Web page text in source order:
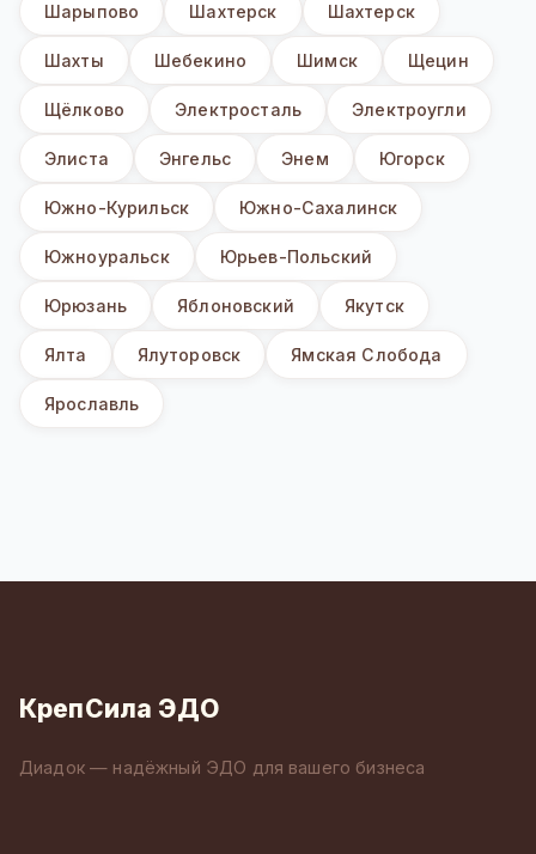
Шарыпово Шахтерск Шахтерск
Шахты Шебекино Шимск Щецин
Щёлково Электросталь Электроугли
Элиста Энгельс Энем Югорск
Южно-Курильск Южно-Сахалинск
Южноуральск Юрьев-Польский
Юрюзань Яблоновский Якутск
Ялта Ялуторовск Ямская Слобода
Ярославль
КрепСила ЭДО
Диадок — надёжный ЭДО для вашего бизнеса